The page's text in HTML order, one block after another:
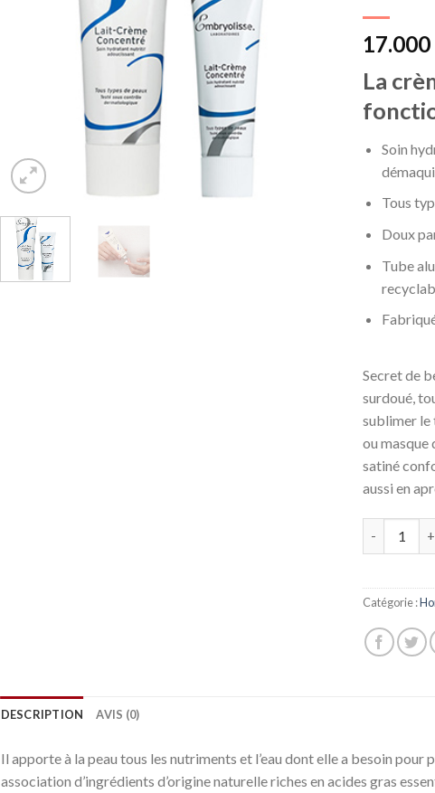
17.000
La
Soin
Tous
Doux
Tube
Secret de
surdoué,
sublimer le
ou masque
satiné
aussi en
Catégorie :
DESCRIPTION AVIS (0)
Il apporte à la peau tous les nutriments et l’eau dont elle a besoin pour
association d’ingrédients d’origine naturelle riches en acides gras